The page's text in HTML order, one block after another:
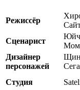
Режиссёр
Сценарист
Дизайнер
персонажей
Студия